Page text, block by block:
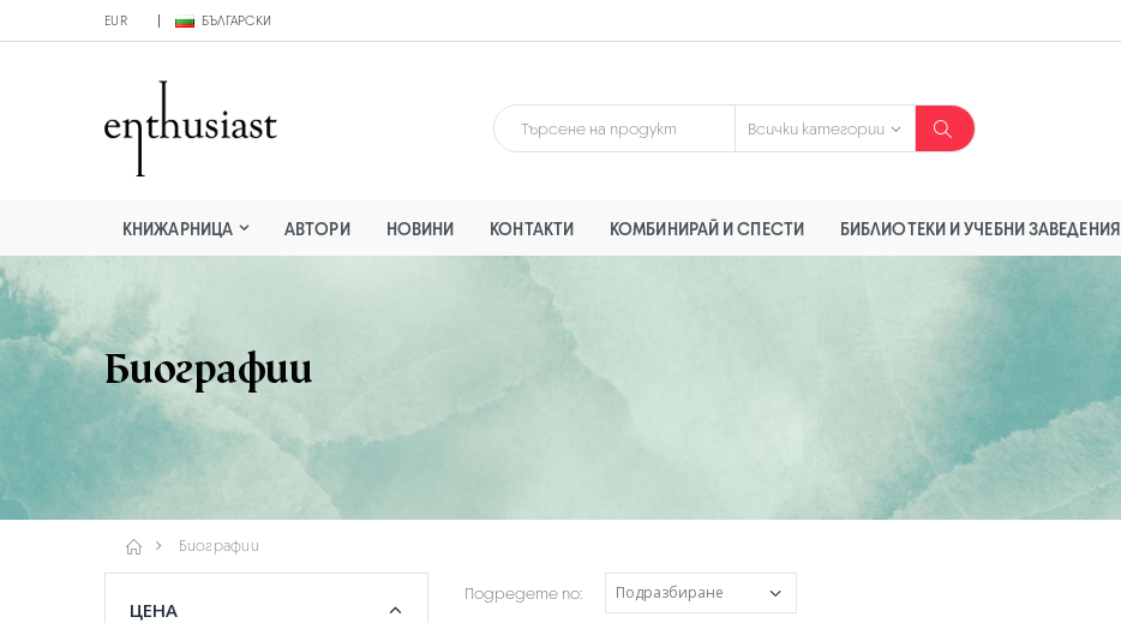
EUR БЪЛГАРСКИ
КНИЖАРНИЦА АВТОРИ НОВИНИ КОНТАКТИ КОМБИНИРАЙ И СПЕСТИ БИБЛИОТЕКИ И УЧЕБНИ ЗАВЕДЕНИЯ
Биографии
Биографии
Подредете по:
ЦЕНА